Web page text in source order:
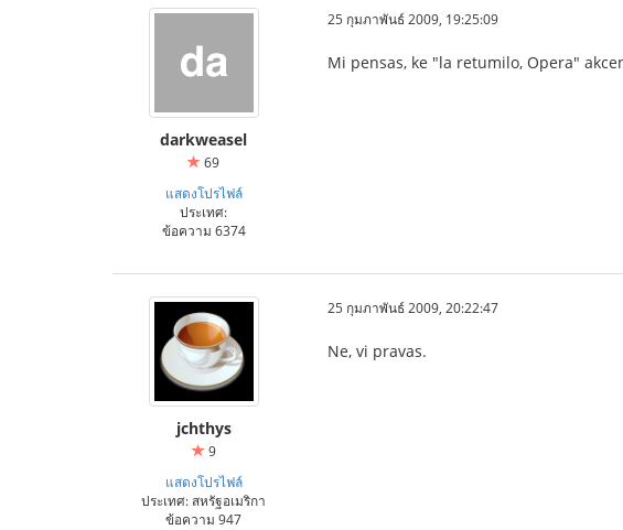
darkweasel
69
แสดงโปรไฟล์
ประเทศ:
ข้อความ 6374
25 กุมภาพันธ์ 2009, 19:25:09
Mi pensas, ke "la retumilo, Opera"
jchthys
9
แสดงโปรไฟล์
ประเทศ: สหรัฐอเมริกา
ข้อความ 947
25 กุมภาพันธ์ 2009, 20:22:47
Ne, vi pravas.